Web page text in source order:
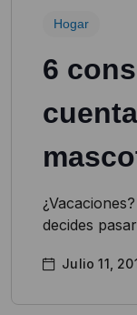
Hogar
6
decides
Julio 11,